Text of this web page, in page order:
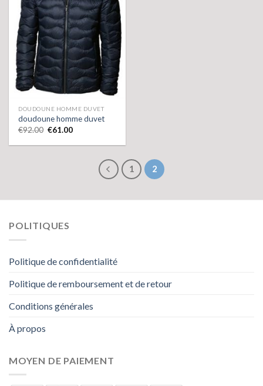
DOUDOUNE HOMME DUVET
doudoune homme duvet
€92.00 €61.00
1 2
POLITIQUES
Politique de confidentialité
Politique de remboursement et de retour
Conditions générales
À propos
MOYEN DE PAIEMENT